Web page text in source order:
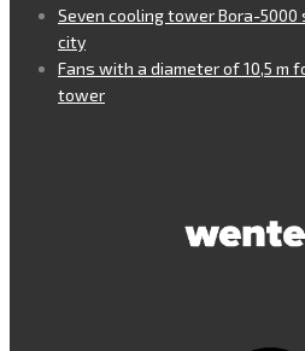
Seven cooling tower Bora-5000
city
Fans with a diameter of 10,5 m
tower